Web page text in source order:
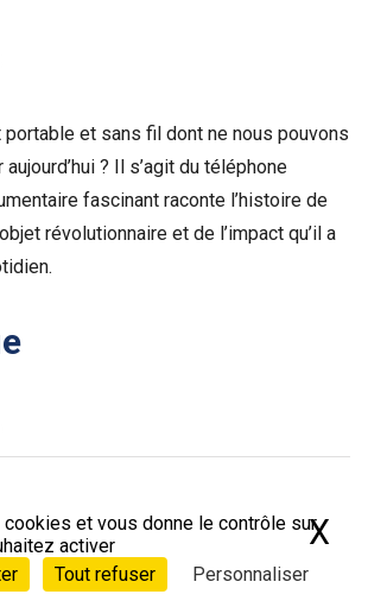
et sans fil dont ne nous pouvons
? Il s’agit du téléphone
fascinant raconte l’histoire de
révolutionnaire et de l’impact qu’il a
Broadcasting Company
et vous donne le contrôle sur
activer
Tout refuser Personnaliser
X